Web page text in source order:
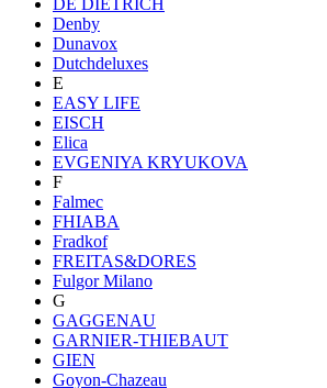
Denby
Dunavox
Dutchdeluxes
E
EASY LIFE
EISCH
Elica
EVGENIYA KRYUKOVA
F
Falmec
FHIABA
Fradkof
FREITAS&DORES
Fulgor Milano
G
GAGGENAU
GARNIER-THIEBAUT
GIEN
Goyon-Chazeau